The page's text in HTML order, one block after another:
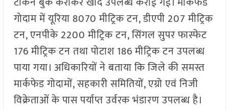
गोदाम में यूरिया 8070 मीट्रिक टन, डीएपी 207 मीट्रिक
टन, एनपीके 2200 मीट्रिक टन, सिंगल सुपर फास्फेट
176 मीट्रिक टन तथा पोटाश 186 मीट्रिक टन उपलब्ध
पाया गया। अधिकारियों ने बताया कि जिले की समस्त
मार्कफेड गोदामों, सहकारी समितियों, एग्रो एवं निजी
विक्रेताओं के पास पर्याप्त उर्वरक भंडारण उपलब्ध है।